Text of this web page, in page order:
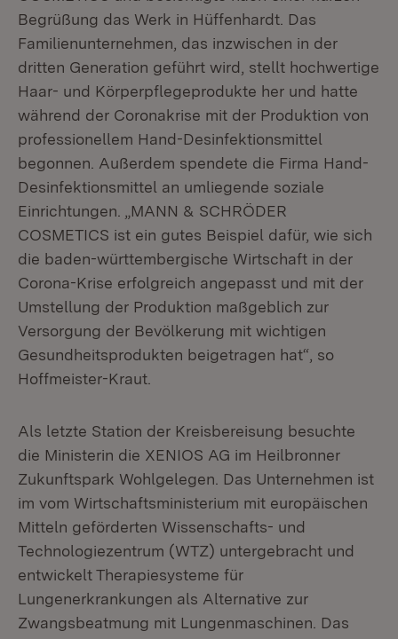
Begrüßung das Werk in Hüffenhardt. Das
Familienunternehmen, das inzwischen in der
dritten Generation geführt wird, stellt hochwertige
Haar- und Körperpflegeprodukte her und hatte
während der Coronakrise mit der Produktion von
professionellem Hand-Desinfektionsmittel
begonnen. Außerdem spendete die Firma Hand-
Desinfektionsmittel an umliegende soziale
Einrichtungen. „MANN & SCHRÖDER
COSMETICS ist ein gutes Beispiel dafür, wie sich
die baden-württembergische Wirtschaft in der
Corona-Krise erfolgreich angepasst und mit der
Umstellung der Produktion maßgeblich zur
Versorgung der Bevölkerung mit wichtigen
Gesundheitsprodukten beigetragen hat“, so
Hoffmeister-Kraut.
Als letzte Station der Kreisbereisung besuchte
die Ministerin die XENIOS AG im Heilbronner
Zukunftspark Wohlgelegen. Das Unternehmen ist
im vom Wirtschaftsministerium mit europäischen
Mitteln geförderten Wissenschafts- und
Technologiezentrum (WTZ) untergebracht und
entwickelt Therapiesysteme für
Lungenerkrankungen als Alternative zur
Zwangsbeatmung mit Lungenmaschinen. Das